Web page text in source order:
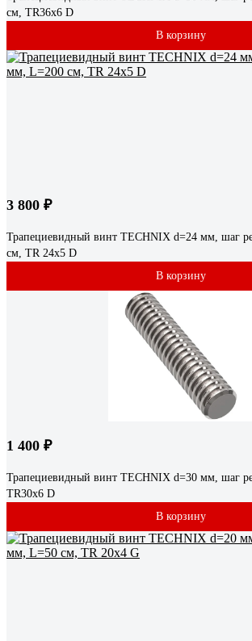
см, TR36х6 D
В корзину
3 800 ₽
Трапециевидный винт TECHNIX d=24 мм, шаг
см, TR 24х5 D
В корзину
1 400 ₽
Трапециевидный винт TECHNIX d=30 мм, шаг
TR30х6 D
В корзину